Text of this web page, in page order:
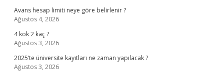
Avans hesap limiti neye göre belirlenir ?
Ağustos 4, 2026
4 kök 2 kaç ?
Ağustos 3, 2026
2025’te üniversite kayıtları ne zaman yapılacak ?
Ağustos 3, 2026